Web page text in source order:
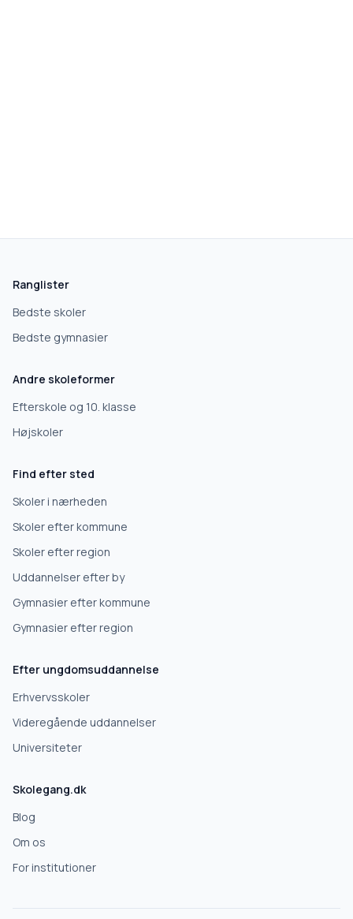
Ranglister
Bedste skoler
Bedste gymnasier
Andre skoleformer
Efterskole og 10. klasse
Højskoler
Find efter sted
Skoler i nærheden
Skoler efter kommune
Skoler efter region
Uddannelser efter by
Gymnasier efter kommune
Gymnasier efter region
Efter ungdomsuddannelse
Erhvervsskoler
Videregående uddannelser
Universiteter
Skolegang.dk
Blog
Om os
For institutioner